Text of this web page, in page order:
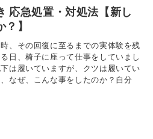
応急処置・対処法【新し
】
、その回復に至るまでの実体験を残
日、椅子に座って仕事をしていまし
は履いていますが、クツは履いてい
なぜ、こんな事をしたのか？自分